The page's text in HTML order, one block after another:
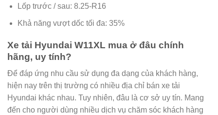
Lốp trước / sau: 8.25-R16
Khả năng vượt dốc tối đa: 35%
Xe tải Hyundai W11XL mua ở đâu chính
hãng, uy tính?
Để đáp ứng nhu cầu sử dụng đa dạng của khách hàng,
hiện nay trên thị trường có nhiều địa chỉ bán xe tải
Hyundai khác nhau. Tuy nhiên, đâu là cơ sở uy tín. Mang
đến cho người dùng nhiều dịch vụ chăm sóc khách hàng